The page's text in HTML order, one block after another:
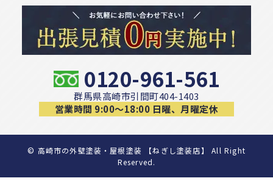
0120-961-561
群馬県高崎市引間町404-1403
営業時間 9:00〜18:00 日曜、月曜定休
© 高崎市の外壁塗装・屋根塗装 【ねぎし塗装店】 All Right
Reserved.